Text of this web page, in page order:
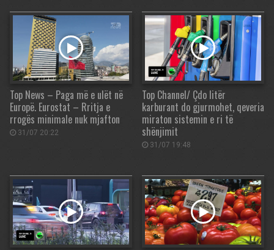
Top News – Paga më e ulët në
Europë. Eurostat – Rritja e
rrogës minimale nuk mjafton
31/07 20:22
Top Channel/ Çdo litër
karburant do gjurmohet, qeveria
miraton sistemin e ri të
shënjimit
31/07 19:48